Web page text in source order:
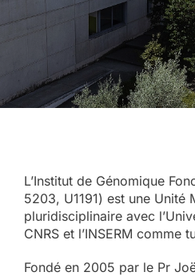
L’Institut de Génomique
5203, U1191) est une Unité
pluridisciplinaire avec
CNRS et l’INSERM comme
Fondé en 2005 par le Pr